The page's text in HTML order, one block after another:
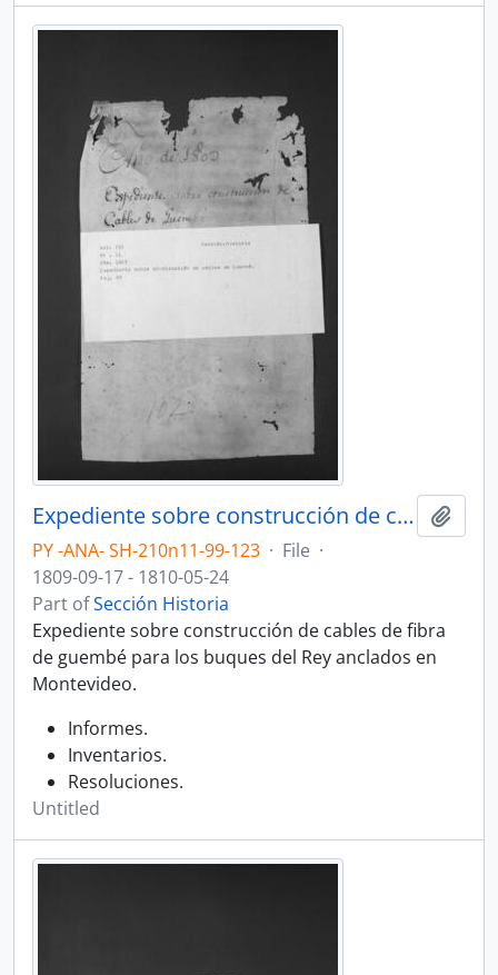
Expediente sobre construcción de cables de fibra de guembé para los buques del Rey anclados en Montevideo.
PY -ANA- SH-210n11-99-123 · File ·
1809-09-17 - 1810-05-24
Part ofSección Historia
Expediente sobre construcción de cables de fibra
de guembé para los buques del Rey anclados en
Montevideo.
Informes.
Inventarios.
Resoluciones.
Untitled